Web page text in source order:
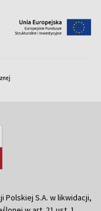
Polskiej S.A. w likwidacji,